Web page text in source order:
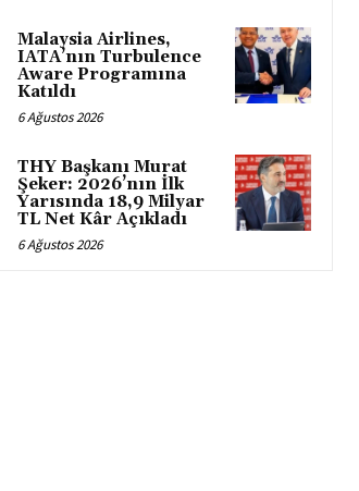
Malaysia Airlines,
IATA’nın Turbulence
Aware Programına
Katıldı
6 Ağustos 2026
THY Başkanı Murat
Şeker: 2026’nın İlk
Yarısında 18,9 Milyar
TL Net Kâr Açıkladı
6 Ağustos 2026